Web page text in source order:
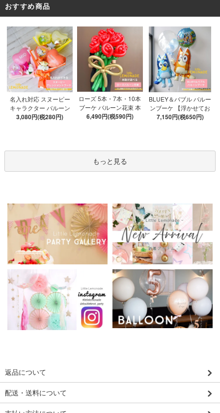
おすすめ商品
名入れ対応 スヌーピー
キャラクター バルーン
ブーケ 選べる7種 【膨ら
3,080円(税280円)
ローズ 5本・7本・10本
ブーケ バルーン花束 本
数が選べる 【膨らませ
6,490円(税590円)
BLUEY＆バブル バルー
ンブーケ 【浮かせてお
届け】 ヘリウムガス入
7,150円(税650円)
もっと見る
返品について
配送・送料について